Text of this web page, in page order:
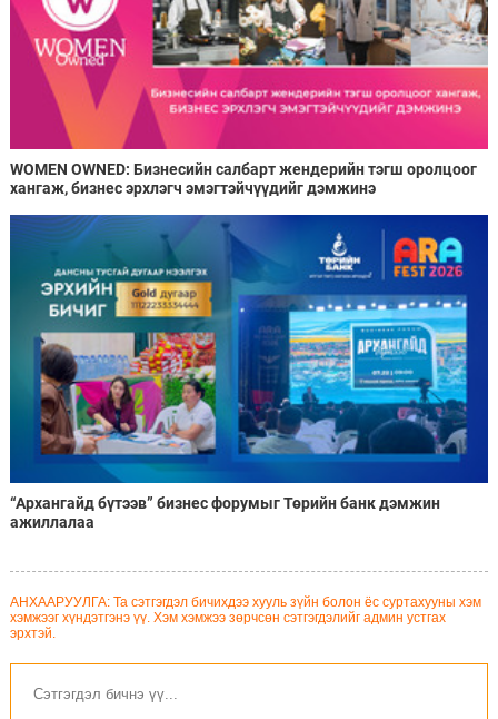
WOMEN OWNED: Бизнесийн салбарт жендерийн тэгш оролцоог
хангаж, бизнес эрхлэгч эмэгтэйчүүдийг дэмжинэ
“Архангайд бүтээв” бизнес форумыг Төрийн банк дэмжин
ажиллалаа
АНХААРУУЛГА: Та сэтгэгдэл бичихдээ хууль зүйн болон ёс суртахууны хэм
хэмжээг хүндэтгэнэ үү. Хэм хэмжээ зөрчсөн сэтгэгдэлийг админ устгах
эрхтэй.